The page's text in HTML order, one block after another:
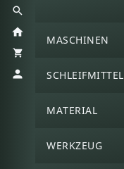
MASCHINEN
SCHLEIFMITTEL
MATERIAL
WERKZEUG